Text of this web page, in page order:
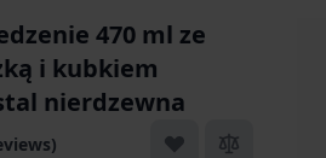
470 ml ze
i kubkiem
nierdzewna